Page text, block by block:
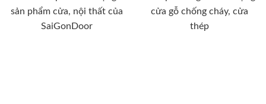
sản phẩm cửa, nội thất của
SaiGonDoor
cửa gỗ chống cháy, cửa
thép